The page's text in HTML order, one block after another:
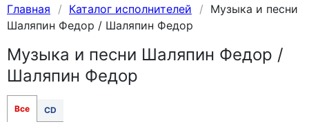
Главная Каталог исполнителей
Музыка и песни
Шаляпин Федор / Шаляпин Федор
Музыка и песни Шаляпин Федор /
Шаляпин Федор
Все CD